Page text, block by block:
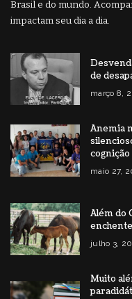
Brasil e do mundo.
impactam seu dia a dia.
de
março 8,
Anemia
cognição
maio 27,
Além do
julho 3,
Muito